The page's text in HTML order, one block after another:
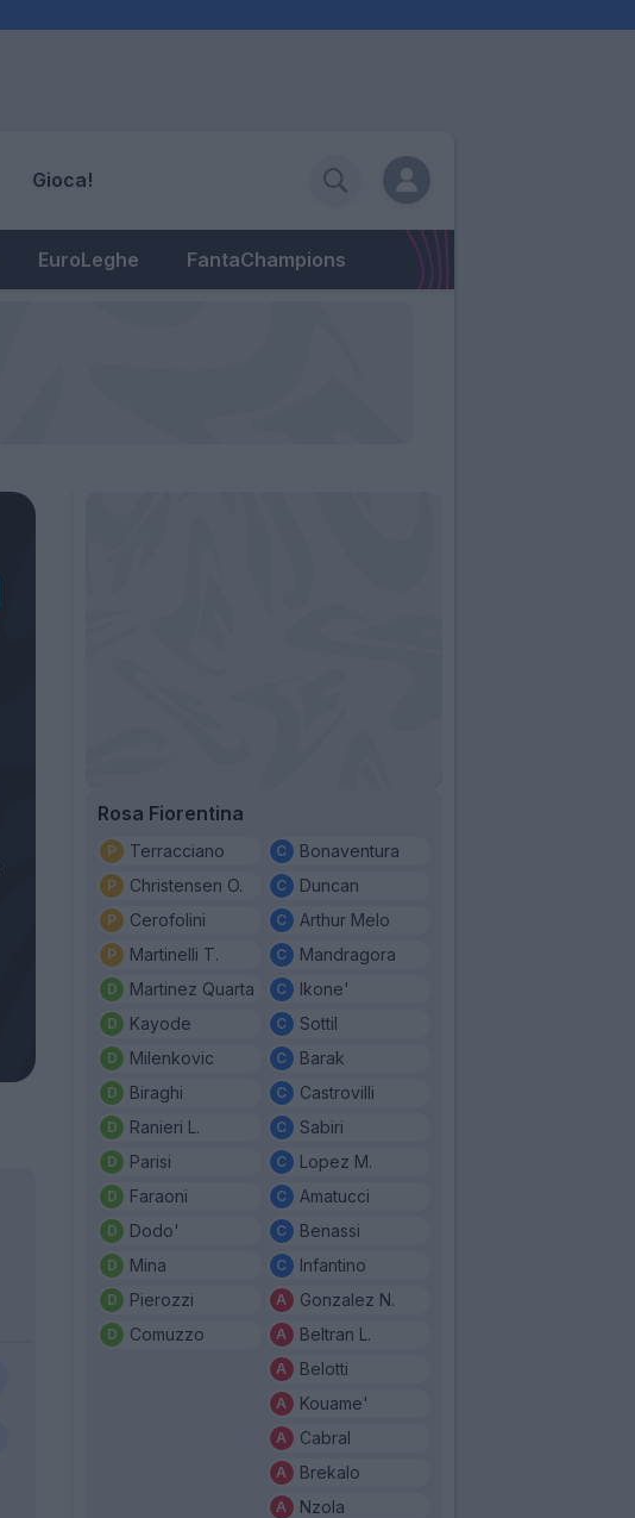
Gioca!
EuroLeghe FantaChampions
Rosa Fiorentina
Terracciano
Christensen O.
Cerofolini
Martinelli T.
Martinez Quarta
Kayode
Milenkovic
Biraghi
Ranieri L.
Parisi
Faraoni
Dodo'
Mina
Pierozzi
Comuzzo
Bonaventura
Duncan
Arthur Melo
Mandragora
Ikone'
Sottil
Barak
Castrovilli
Sabiri
Lopez M.
Amatucci
Benassi
Infantino
Gonzalez N.
Beltran L.
Belotti
Kouame'
Cabral
Brekalo
Nzola